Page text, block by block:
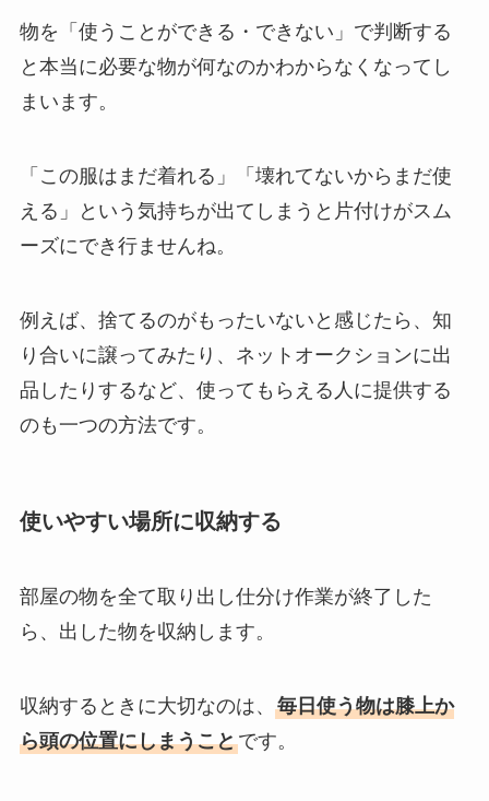
物を「使うことができる・できない」で判断する
と本当に必要な物が何なのかわからなくなってし
まいます。
「この服はまだ着れる」「壊れてないからまだ使
える」という気持ちが出てしまうと片付けがスム
ーズにでき行ませんね。
例えば、捨てるのがもったいないと感じたら、知
り合いに譲ってみたり、ネットオークションに出
品したりするなど、使ってもらえる人に提供する
のも一つの方法です。
使いやすい場所に収納する
部屋の物を全て取り出し仕分け作業が終了した
ら、出した物を収納します。
収納するときに大切なのは、 毎日使う物は膝上か
ら頭の位置にしまうことです。